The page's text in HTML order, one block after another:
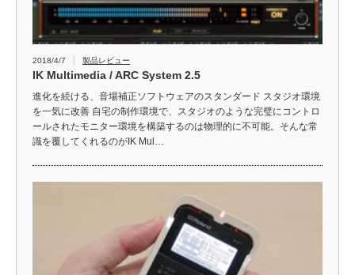
2018/4/7 製品レビュー
IK Multimedia / ARC System 2.5
進化を続ける、音場補正ソフトウェアのスタンダード スタジオ環境
を一気に改善 自宅の制作環境で、スタジオのような完璧にコントロ
ールされたモニター環境を構築するのは物理的に不可能。そんな常
識を覆してくれるのがIK Mul…